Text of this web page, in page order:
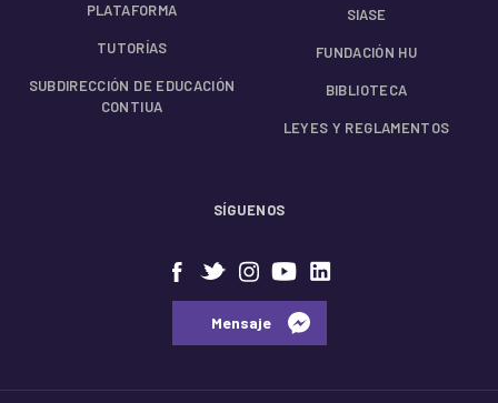
PLATAFORMA
TUTORÍAS
SUBDIRECCIÓN DE EDUCACIÓN
CONTIUA
SIASE
FUNDACIÓN HU
BIBLIOTECA
LEYES Y REGLAMENTOS
SÍGUENOS
⠀⠀Mensaje⠀